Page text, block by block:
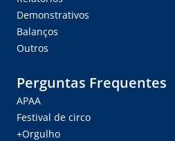
Demonstrativos
Balanços
Outros
Perguntas Frequentes
APAA
Festival de circo
+Orgulho